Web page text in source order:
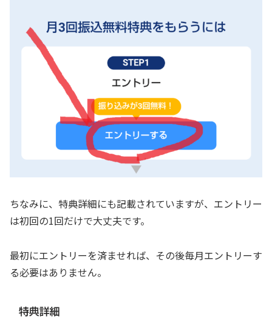
ちなみに、特典詳細にも記載されていますが、エントリー
は初回の1回だけで大丈夫です。
最初にエントリーを済ませれば、その後毎月エントリーす
る必要はありません。